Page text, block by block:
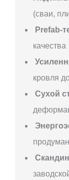
(сваи,
Prefab-
качества
кровля
Сухой